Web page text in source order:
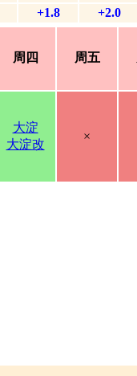
+1.8 +2.0
周四 周五
大淀
大淀改
×